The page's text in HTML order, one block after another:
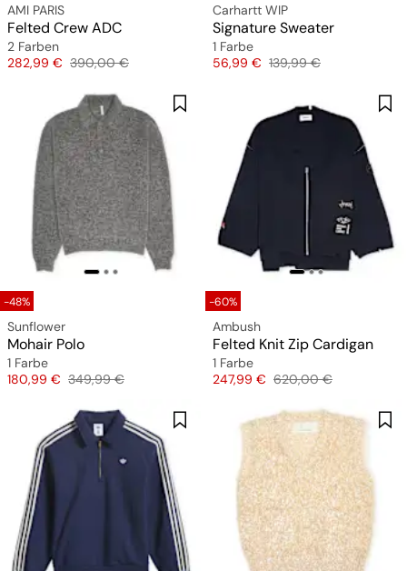
AMI PARIS
Felted Crew ADC
2 Farben
Preis
282,99 € Originalpreis
390,00 €
Carhartt WIP
Signature Sweater
1 Farbe
Preis
56,99 € Originalpreis
139,99 €
-48%
Sunflower
Mohair Polo
1 Farbe
Preis
180,99 € Originalpreis
349,99 €
-60%
Ambush
Felted Knit Zip Cardigan
1 Farbe
Preis
247,99 € Originalpreis
620,00 €